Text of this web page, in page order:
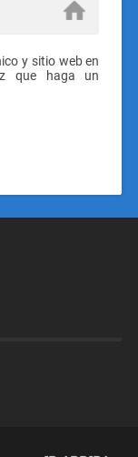
y sitio web en
que haga un